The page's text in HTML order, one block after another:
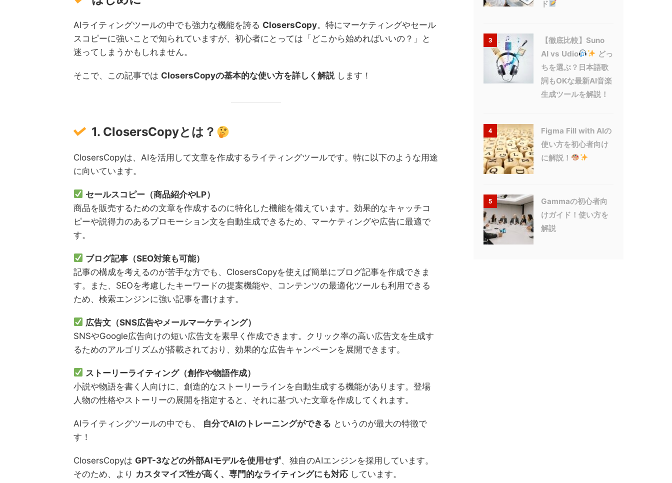
AIライティングツールの中でも強力な機能を誇る ClosersCopy。特にマーケティングやセール
スコピーに強いことで知られていますが、初心者にとっては「どこから始めればいいの？」と
迷ってしまうかもしれません。
そこで、この記事では ClosersCopyの基本的な使い方を詳しく解説します！
1. ClosersCopyとは？
ClosersCopyは、AIを活用して文章を作成するライティングツールです。特に以下のような用途
に向いています。
セールスコピー（商品紹介やLP）
商品を販売するための文章を作成するのに特化した機能を備えています。効果的なキャッチコ
ピーや説得力のあるプロモーション文を自動生成できるため、マーケティングや広告に最適で
す。
ブログ記事（SEO対策も可能）
記事の構成を考えるのが苦手な方でも、ClosersCopyを使えば簡単にブログ記事を作成できま
す。また、SEOを考慮したキーワードの提案機能や、コンテンツの最適化ツールも利用できる
ため、検索エンジンに強い記事を書けます。
広告文（SNS広告やメールマーケティング）
SNSやGoogle広告向けの短い広告文を素早く作成できます。クリック率の高い広告文を生成す
るためのアルゴリズムが搭載されており、効果的な広告キャンペーンを展開できます。
ストーリーライティング（創作や物語作成）
小説や物語を書く人向けに、創造的なストーリーラインを自動生成する機能があります。登場
人物の性格やストーリーの展開を指定すると、それに基づいた文章を作成してくれます。
AIライティングツールの中でも、 自分でAIのトレーニングができる というのが最大の特徴で
す！
ClosersCopyは GPT-3などの外部AIモデルを使用せず、独自のAIエンジンを採用しています。
そのため、より カスタマイズ性が高く、専門的なライティングにも対応 しています。
ド
3
【徹底比較】Suno
AI vs Udio
どっ
ちを選ぶ？日本語歌
詞もOKな最新AI音楽
生成ツールを解説！
4
Figma Fill with AIの
使い方を初心者向け
に解説！
5
Gammaの初心者向
けガイド！使い方を
解説